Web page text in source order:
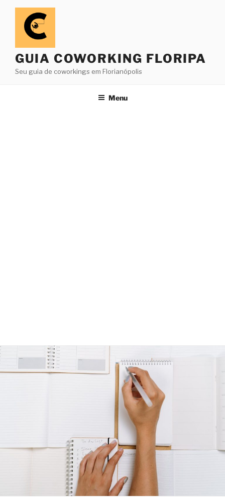
Pular
conteúdo
GUIA COWORKING FLORIPA
Seu guia de coworkings em Florianópolis
Menu